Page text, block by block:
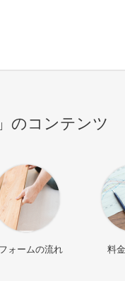
のコンテンツ
ォームの流れ 料